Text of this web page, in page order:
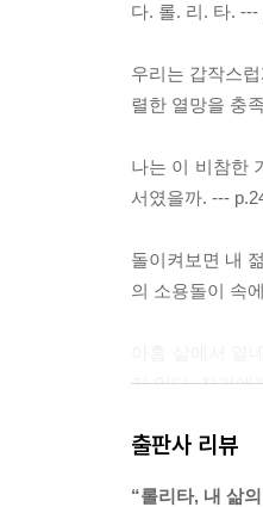
다. 롤. 리. 타. ---
우리는 갑작스
렬한 열망을 충
나는 이 비참한
서였을까. ---
돌이켜보면 내
의 소용돌이 속
러 있다. 자기에
기준이다. 롤리
출판사 리뷰
“롤리타, 내 삶